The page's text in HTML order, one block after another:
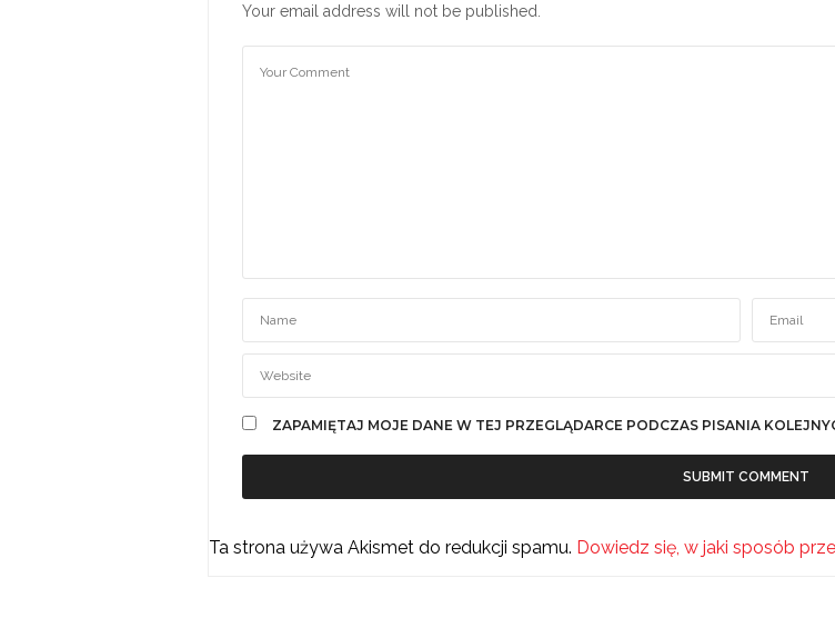
Your email address will not be published.
ZAPAMIĘTAJ MOJE DANE W TEJ PRZEGLĄDARCE PODCZAS PISANIA
Ta strona używa Akismet do redukcji spamu. Dowiedz się, w jaki sposób